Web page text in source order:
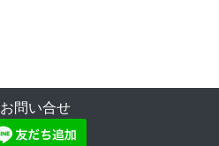
お問い合せ